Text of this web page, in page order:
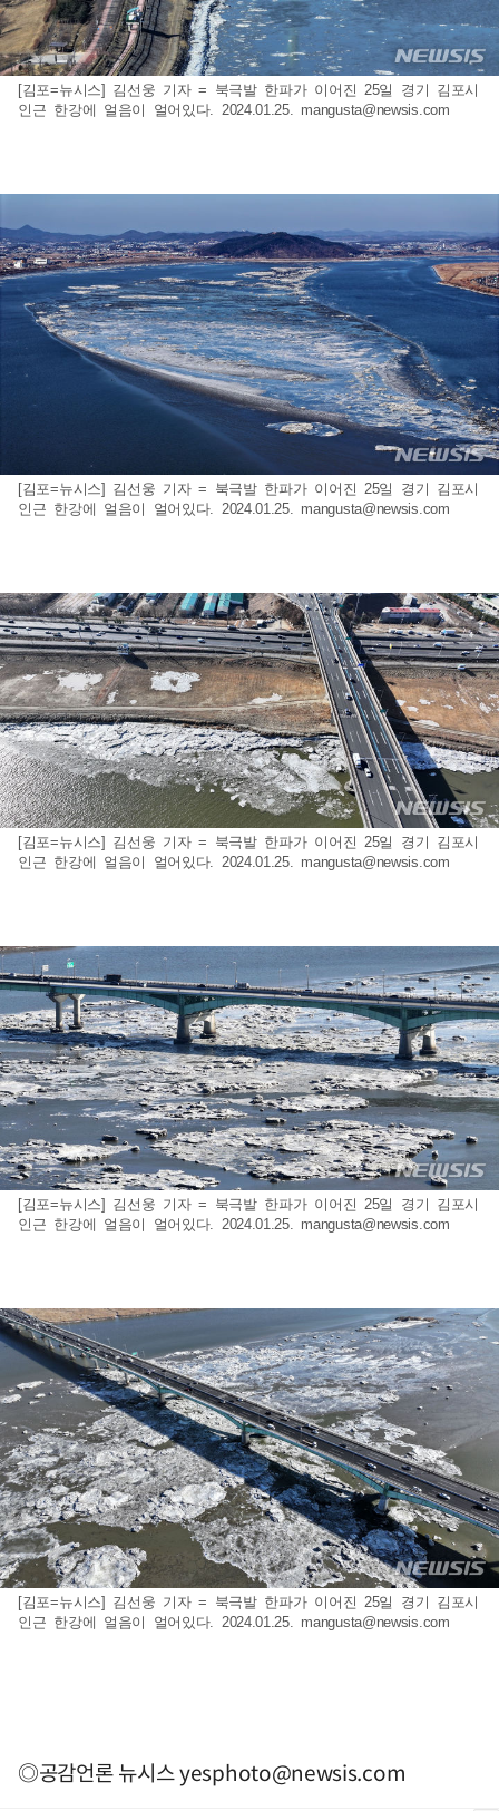
[김포=뉴시스] 김선웅 기자 = 북극발 한파가 이어진 25일 경기 김포시
인근 한강에 얼음이 얼어있다. 2024.01.25. mangusta@newsis.com
[김포=뉴시스] 김선웅 기자 = 북극발 한파가 이어진 25일 경기 김포시
인근 한강에 얼음이 얼어있다. 2024.01.25. mangusta@newsis.com
[김포=뉴시스] 김선웅 기자 = 북극발 한파가 이어진 25일 경기 김포시
인근 한강에 얼음이 얼어있다. 2024.01.25. mangusta@newsis.com
[김포=뉴시스] 김선웅 기자 = 북극발 한파가 이어진 25일 경기 김포시
인근 한강에 얼음이 얼어있다. 2024.01.25. mangusta@newsis.com
[김포=뉴시스] 김선웅 기자 = 북극발 한파가 이어진 25일 경기 김포시
인근 한강에 얼음이 얼어있다. 2024.01.25. mangusta@newsis.com
◎공감언론 뉴시스yesphoto@newsis.com